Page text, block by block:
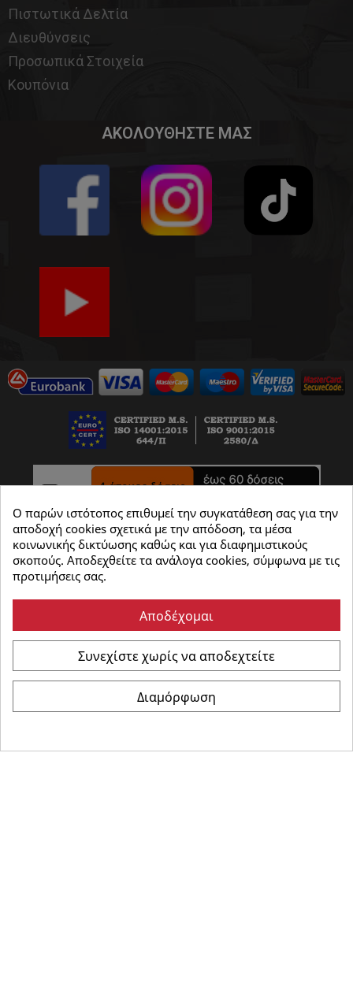
Πιστωτικά Δελτία
Διευθύνσεις
Προσωπικά Στοιχεία
Κουπόνια
ΑΚΟΛΟΥΘΗΣΤΕ ΜΑΣ
Καρώνης Ηλεκτρικά- All Rights Reserved | Powered
Ο παρών ιστότοπος επιθυμεί την συγκατάθεση σας για την
αποδοχή cookies σχετικά με την απόδοση, τα μέσα
κοινωνικής δικτύωσης καθώς και για διαφημιστικούς
σκοπούς. Αποδεχθείτε τα ανάλογα cookies, σύμφωνα με τις
προτιμήσεις σας.
Αποδέχομαι
Συνεχίστε χωρίς να αποδεχτείτε
Διαμόρφωση